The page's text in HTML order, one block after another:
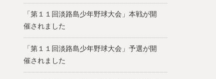
「第１１回淡路島少年野球大会」本戦が開
催されました
「第１１回淡路島少年野球大会」予選が開
催されました